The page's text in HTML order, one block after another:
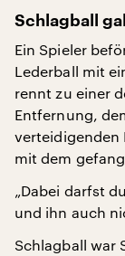
Schlagball
Ein Spieler
Lederball mit
rennt zu einer
Entfernung,
verteidigenden
mit dem
„Dabei darfst
und ihn auch
Schlagball war